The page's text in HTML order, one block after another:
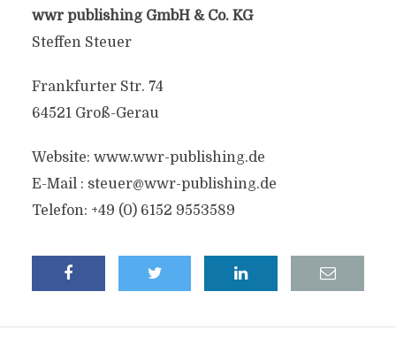
wwr publishing GmbH & Co. KG
Steffen Steuer
Frankfurter Str. 74
64521 Groß-Gerau
Website: www.wwr-publishing.de
E-Mail : steuer@wwr-publishing.de
Telefon: +49 (0) 6152 9553589